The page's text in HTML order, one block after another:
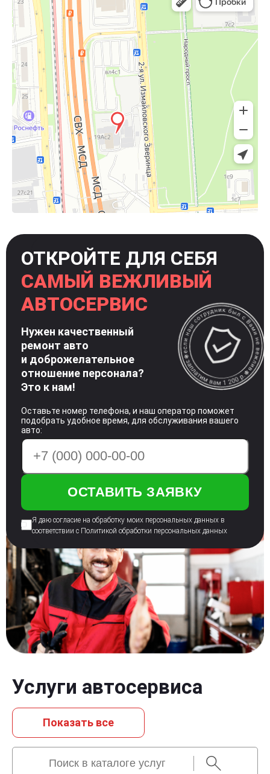
ОТКРОЙТЕ ДЛЯ СЕБЯ
САМЫЙ ВЕЖЛИВЫЙ
АВТОСЕРВИС
Нужен качественный
ремонт авто
и доброжелательное
отношение персонала?
Это к нам!
Оставьте номер телефона, и наш оператор поможет
подобрать удобное время, для обслуживания вашего
авто:
Я даю согласие на обработку моих персональных данных в
соответствии с Политикой обработки персональных данных
Услуги автосервиса
Показать всe